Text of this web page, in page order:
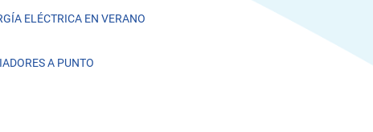
ELÉCTRICA EN VERANO
A PUNTO